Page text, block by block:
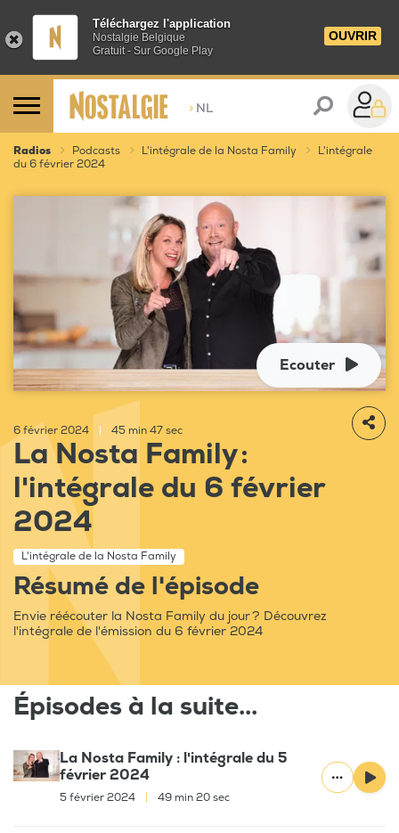
Téléchargez l'application
Nostalgie Belgique
Gratuit - Sur Google Play
OUVRIR
> NL
Radios Podcasts L'intégrale de la Nosta Family
L'intégrale
du 6 février 2024
Ecouter
6 février 2024 45 min 47 sec
La Nosta Family :
l'intégrale du 6 février
2024
L'intégrale de la Nosta Family
Résumé de l'épisode
Envie réécouter la Nosta Family du jour ? Découvrez
l'intégrale de l'émission du 6 février 2024
Épisodes à la suite...
La Nosta Family : l'intégrale du 5
février 2024
5 février 2024 49 min 20 sec